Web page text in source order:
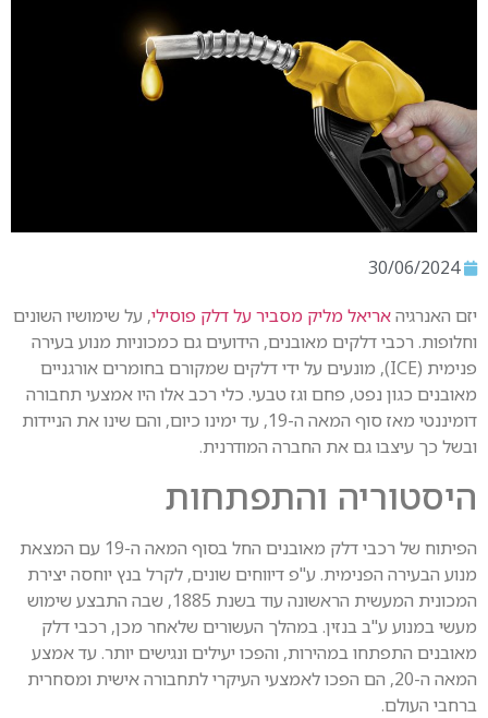
30/06/
האנרגיהאריאל מליק מסביר על דלק פוסילי, על שימושיו השונים
רכבי דלקים מאובנים, הידועים גם כמכוניות מנוע בעירה
פנימית (ICE), מונעים על ידי דלקים שמקורם בחומרים אורגניים
כגון נפט, פחם וגז טבעי. כלי רכב אלו היו אמצעי תחבורה
דומיננטי מאז סוף המאה ה-19, עד ימינו כיום, והם שינו את הניידות
כך עיצבו גם את החברה המודרנית.
והתפתחות
הפיתוח של רכבי דלק מאובנים החל בסוף המאה ה-19 עם המצאת
הבעירה הפנימית. ע"פ דיווחים שונים, לקרל בנץ יוחסה יצירת
המכונית המעשית הראשונה עוד בשנת 1885, שבה התבצע שימוש
במנוע ע"ב בנזין. במהלך העשורים שלאחר מכן, רכבי דלק
התפתחו במהירות, והפכו יעילים ונגישים יותר. עד אמצע
המאה ה-20, הם הפכו לאמצעי העיקרי לתחבורה אישית ומסחרית
העולם.